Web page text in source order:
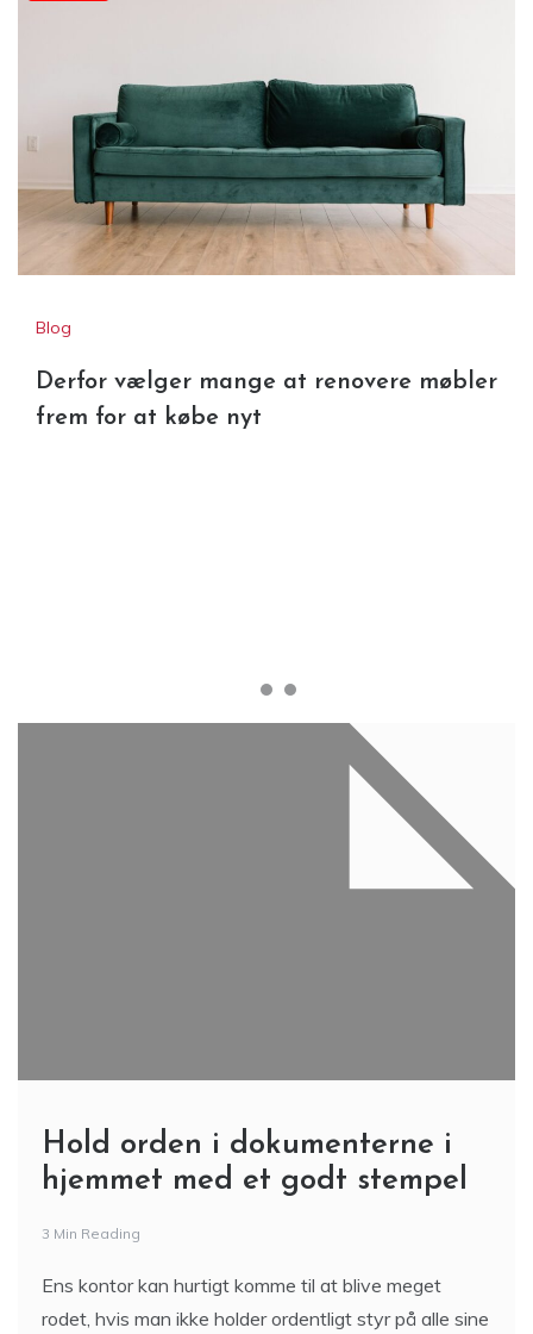
Blog
Derfor vælger mange at renovere møbler
frem for at købe nyt
Hold orden i dokumenterne i
hjemmet med et godt stempel
3 Min Reading
Ens kontor kan hurtigt komme til at blive meget
rodet, hvis man ikke holder ordentligt styr på alle sine